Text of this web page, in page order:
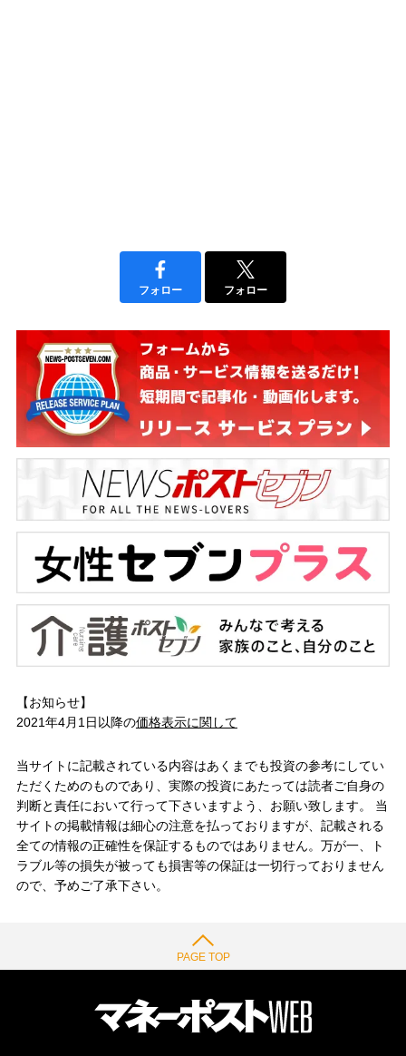
フォロー フォロー
【お知らせ】
2021年4月1日以降の価格表示に関して
当サイトに記載されている内容はあくまでも投資の参考にしてい
ただくためのものであり、実際の投資にあたっては読者ご自身の
判断と責任において行って下さいますよう、お願い致します。 当
サイトの掲載情報は細心の注意を払っておりますが、記載される
全ての情報の正確性を保証するものではありません。万が一、ト
ラブル等の損失が被っても損害等の保証は一切行っておりません
ので、予めご了承下さい。
PAGE TOP